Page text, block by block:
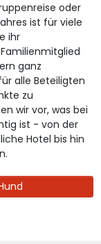
oder
ist für viele
ihr
ganz
alle Beteiligten
zu
wir vor, was bei
ist - von der
Hotel bis hin